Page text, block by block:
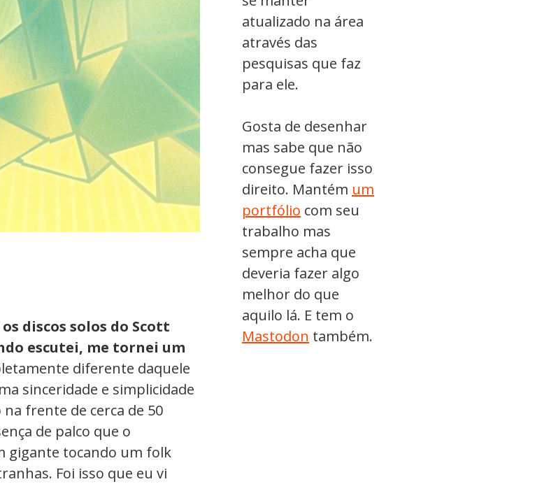
discos solos do Scott
escutei, me tornei um
diferente daquele
sinceridade e simplicidade
frente de cerca de 50
de palco que o
gigante tocando um folk
Foi isso que eu vi
atualizado na área
através das
pesquisas que faz
para ele.
Gosta de desenhar
mas sabe que não
consegue fazer isso
direito. Mantém um
portfólio com seu
trabalho mas
sempre acha que
deveria fazer algo
melhor do que
aquilo lá. E tem o
Mastodon também.